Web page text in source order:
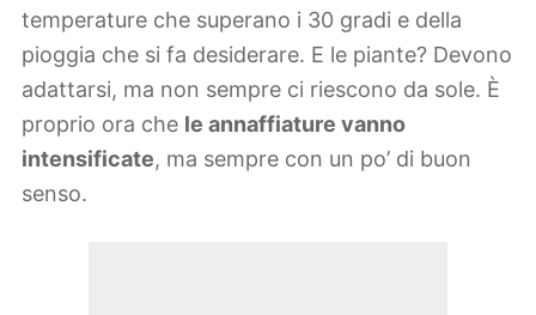
temperature che superano i 30 gradi e della
pioggia che si fa desiderare. E le piante? Devono
adattarsi, ma non sempre ci riescono da sole. È
proprio ora che le annaffiature vanno
intensificate, ma sempre con un po’ di buon
senso.